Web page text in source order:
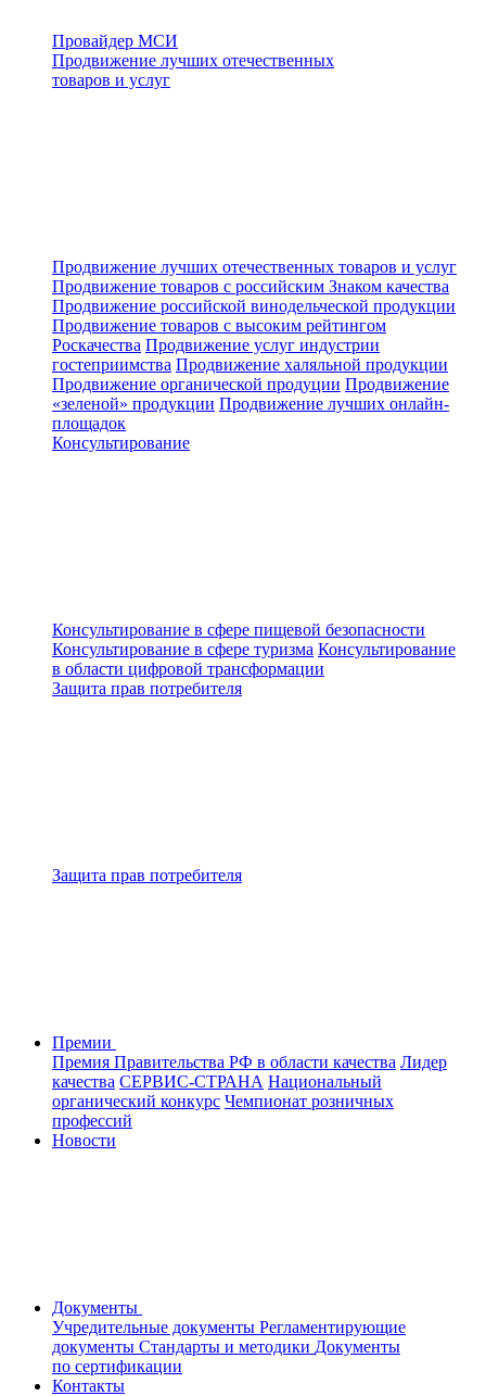
Провайдер МСИ
Продвижение лучших отечественных
товаров и услуг
Продвижение лучших отечественных товаров и услуг
Продвижение товаров с российским Знаком качества
Продвижение российской винодельческой продукции
Продвижение товаров с высоким рейтингом
Роскачества Продвижение услуг индустрии
гостеприимства Продвижение халяльной продукции
Продвижение органической продуции Продвижение
«зеленой» продукции Продвижение лучших онлайн-
площадок
Консультирование
Консультирование в сфере пищевой безопасности
Консультирование в сфере туризма Консультирование
в области цифровой трансформации
Защита прав потребителя
Защита прав потребителя
Премии
Премия Правительства РФ в области качества Лидер
качества СЕРВИС-СТРАНА Национальный
органический конкурс Чемпионат розничных
профессий
Новости
Документы
Учредительные документы Регламентирующие
документы Стандарты и методики Документы
по сертификации
Контакты